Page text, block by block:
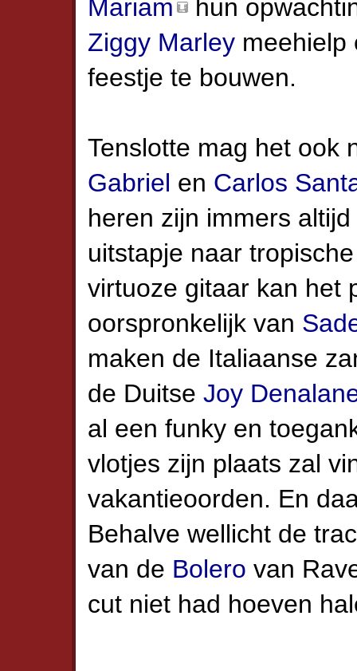
Mariam
hun
Ziggy Marley meehielp
feestje te bouwen.
Tenslotte mag het ook
Gabriel en Carlos
heren zijn immers
uitstapje naar
virtuoze gitaar kan het
oorspronkelijk van
maken de Italiaanse
de Duitse Joy
al een funky en
vlotjes zijn plaats zal
vakantieoorden. En
Behalve wellicht de
van de Bolero van
cut niet had hoeven